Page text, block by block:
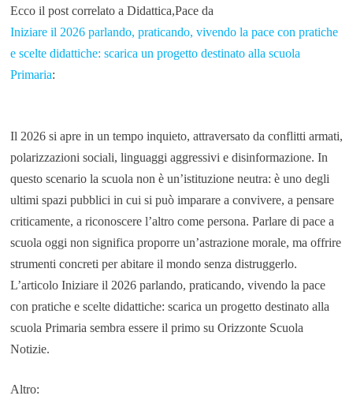
Ecco il post correlato a Didattica,Pace da
Iniziare il 2026 parlando, praticando, vivendo la pace con pratiche
e scelte didattiche: scarica un progetto destinato alla scuola
Primaria:
Il 2026 si apre in un tempo inquieto, attraversato da conflitti armati,
polarizzazioni sociali, linguaggi aggressivi e disinformazione. In
questo scenario la scuola non è un’istituzione neutra: è uno degli
ultimi spazi pubblici in cui si può imparare a convivere, a pensare
criticamente, a riconoscere l’altro come persona. Parlare di pace a
scuola oggi non significa proporre un’astrazione morale, ma offrire
strumenti concreti per abitare il mondo senza distruggerlo.
L’articolo Iniziare il 2026 parlando, praticando, vivendo la pace
con pratiche e scelte didattiche: scarica un progetto destinato alla
scuola Primaria sembra essere il primo su Orizzonte Scuola
Notizie.
Altro: